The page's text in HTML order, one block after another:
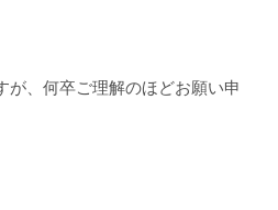
が、何卒ご理解のほどお願い申